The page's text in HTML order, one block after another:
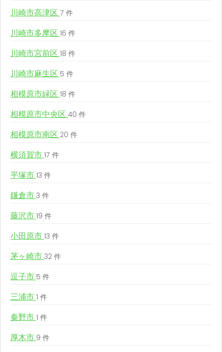
川崎市高津区 7 件
川崎市多摩区 16 件
川崎市宮前区 18 件
川崎市麻生区 5 件
相模原市緑区 18 件
相模原市中央区 40 件
相模原市南区 20 件
横須賀市 17 件
平塚市 13 件
鎌倉市 3 件
藤沢市 19 件
小田原市 13 件
茅ヶ崎市 32 件
逗子市 5 件
三浦市 1 件
秦野市 1 件
厚木市 9 件